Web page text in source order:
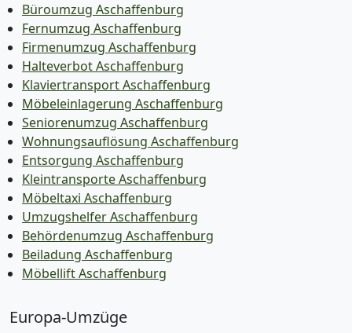
Büroumzug Aschaffenburg
Fernumzug Aschaffenburg
Firmenumzug Aschaffenburg
Halteverbot Aschaffenburg
Klaviertransport Aschaffenburg
Möbeleinlagerung Aschaffenburg
Seniorenumzug Aschaffenburg
Wohnungsauflösung Aschaffenburg
Entsorgung Aschaffenburg
Kleintransporte Aschaffenburg
Möbeltaxi Aschaffenburg
Umzugshelfer Aschaffenburg
Behördenumzug Aschaffenburg
Beiladung Aschaffenburg
Möbellift Aschaffenburg
Europa-Umzüge